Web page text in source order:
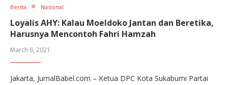
Berita Nasional
Loyalis AHY: Kalau Moeldoko Jantan dan Beretika,
Harusnya Mencontoh Fahri Hamzah
March 6, 2021
Jakarta, JurnalBabel.com – Ketua DPC Kota Sukabumi Partai